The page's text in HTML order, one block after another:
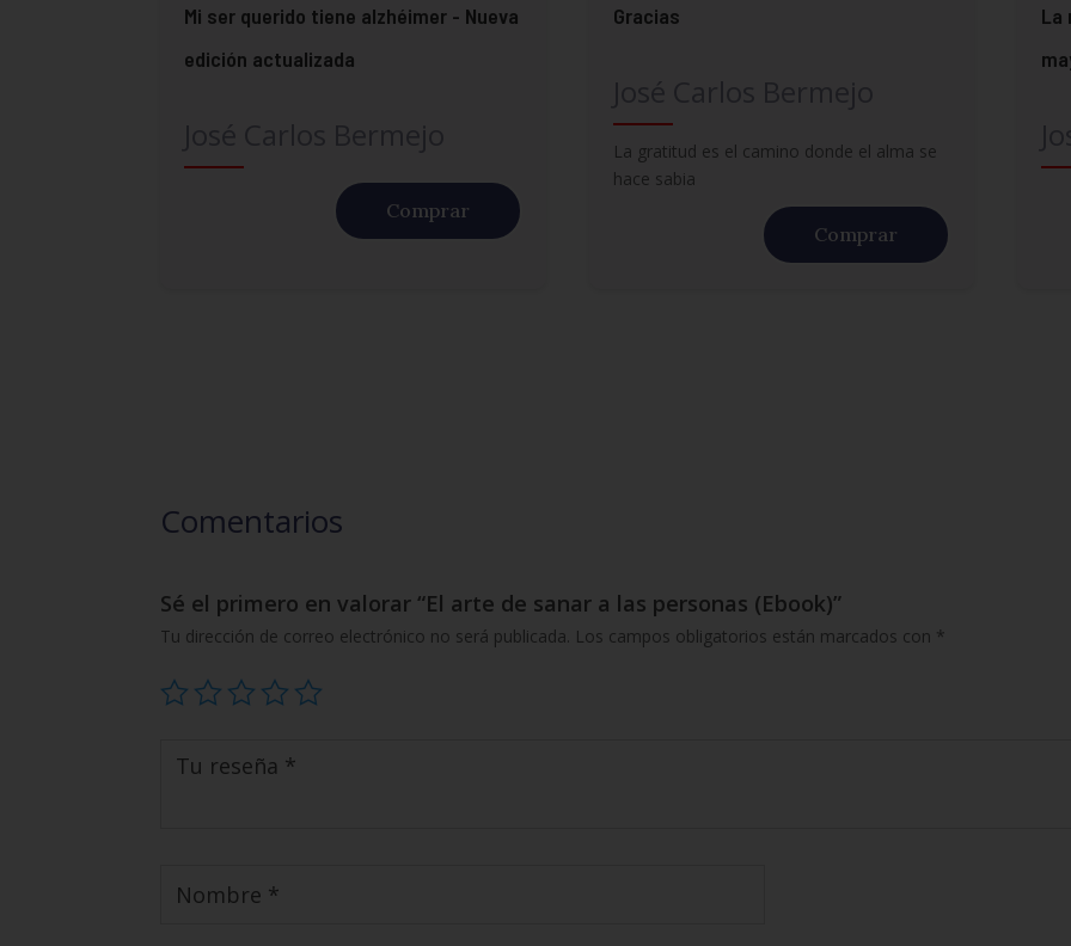
Mi ser querido tiene alzhéimer - Nueva
edición actualizada
Comprar
Gracias
La gratitud es el camino donde el alma se
hace sabia
Comprar
La
Comentarios
Sé el primero en valorar “El arte de sanar a las personas (Ebook)”
Tu dirección de correo electrónico no será publicada. Los campos obligatorios están marcados con *